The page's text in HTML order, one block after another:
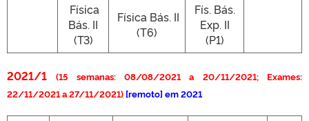
Física
Bás. II
(T3)
Física Bás. II
(T6)
Fís. Bás.
Exp. II
(P1)
2021/1(15 semanas: 08/08/2021 a 20/11/2021; Exames:
22/11/2021 a 27/11/2021) [remoto] em 2021